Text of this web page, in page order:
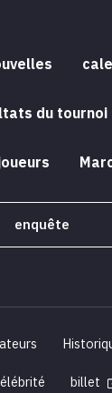
du tournoi
enquête
billet